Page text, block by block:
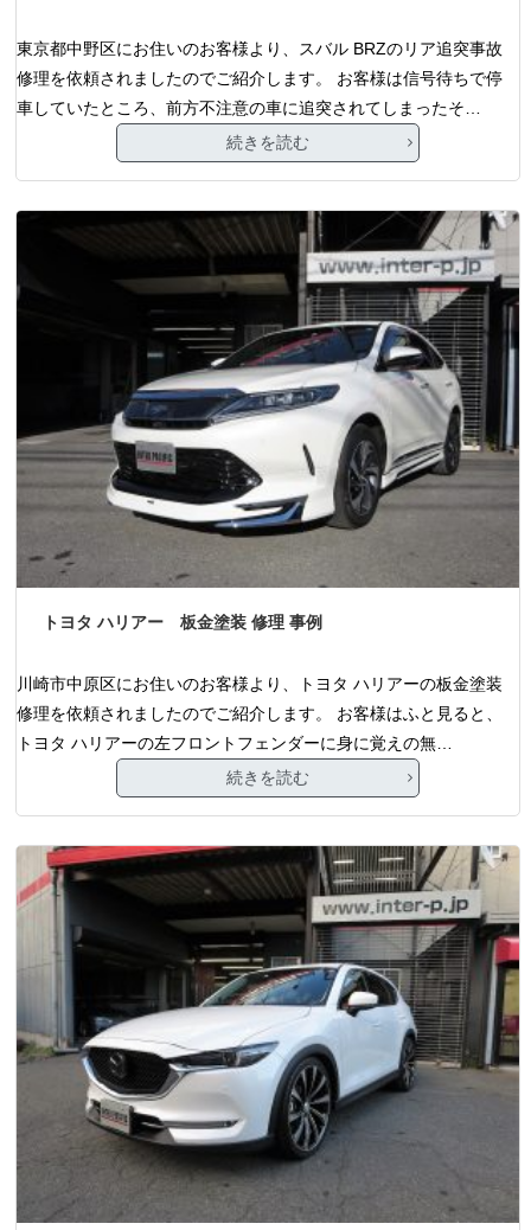
東京都中野区にお住いのお客様より、スバル BRZのリア追突事故
修理を依頼されましたのでご紹介します。 お客様は信号待ちで停
車していたところ、前方不注意の車に追突されてしまったそ…
続きを読む
トヨタ ハリアー 板金塗装 修理 事例
川崎市中原区にお住いのお客様より、トヨタ ハリアーの板金塗装
修理を依頼されましたのでご紹介します。 お客様はふと見ると、
トヨタ ハリアーの左フロントフェンダーに身に覚えの無…
続きを読む